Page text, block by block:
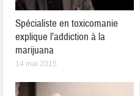
Spécialiste en toxicomanie
explique l’addiction à la
marijuana
14 mai 2015